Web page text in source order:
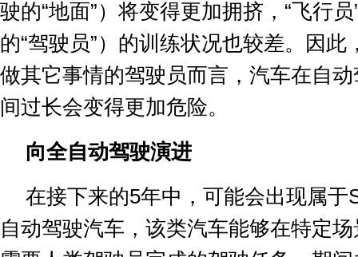
驶的“地面”）将变得更加拥挤， “飞行员
的“驾驶员”）的训练状况也较差。因此
做其它事情的驾驶员而言，汽车在自
间过长会变得更加危险。
向全自动驾驶演进
在接下来的5年中，可能会出现属于
自动驾驶汽车，该类汽车能够在特定